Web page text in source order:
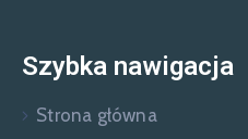
Szybka nawigacja
Strona główna